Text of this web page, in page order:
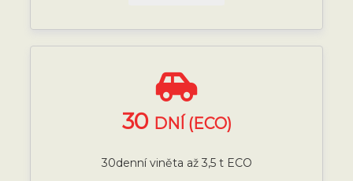
30 DNÍ (ECO)
30denní viněta až 3,5 t ECO